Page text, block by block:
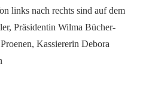
links nach rechts sind auf dem
Präsidentin Wilma Bücher-
Kassiererin Debora